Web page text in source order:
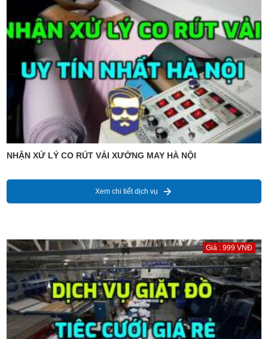
NHẬN XỬ LÝ CO RÚT VẢI XƯỞNG MAY HÀ NỘI
Xem chi tiết dịch vụ
Giá : 999 VNĐ